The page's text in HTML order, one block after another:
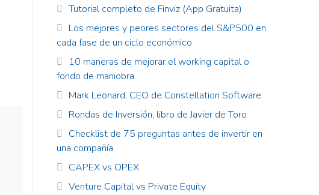
Tutorial completo de Finviz (App Gratuita)
Los mejores y peores sectores del S&P500 en
cada fase de un ciclo económico
10 maneras de mejorar el working capital o
fondo de maniobra
Mark Leonard, CEO de Constellation Software
Rondas de Inversión, libro de Javier de Toro
Checklist de 75 preguntas antes de invertir en
una compañía
CAPEX vs OPEX
Venture Capital vs Private Equity